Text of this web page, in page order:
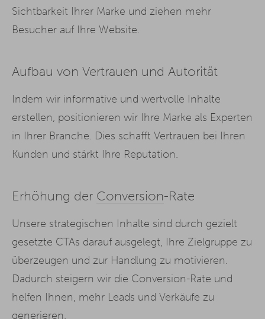
Sichtbarkeit Ihrer Marke und ziehen mehr
Besucher auf Ihre Website.
Aufbau von Vertrauen und Autorität
Indem wir informative und wertvolle Inhalte
erstellen, positionieren wir Ihre Marke als Experten
in Ihrer Branche. Dies schafft Vertrauen bei Ihren
Kunden und stärkt Ihre Reputation.
Erhöhung der Conversion-Rate
Unsere strategischen Inhalte sind durch gezielt
gesetzte CTAs darauf ausgelegt, Ihre Zielgruppe zu
überzeugen und zur Handlung zu motivieren.
Dadurch steigern wir die Conversion-Rate und
helfen Ihnen, mehr Leads und Verkäufe zu
generieren.